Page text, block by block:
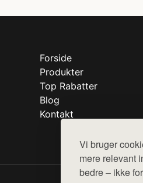
Vi bruger
mere relevant
bedre – ikke
Forside
Produkter
Top Rabatter
Blog
Kontakt